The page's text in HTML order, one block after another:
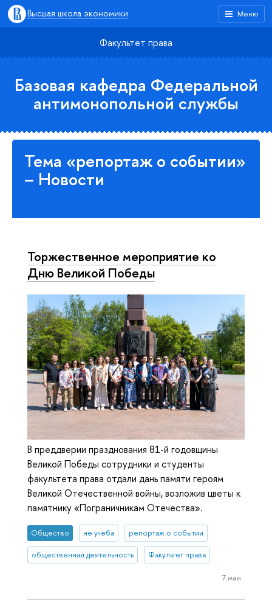
Меню
Высшая школа экономики
Факультет права
Базовая кафедра Федеральной
антимонопольной службы
Тема «репортаж о событии»
– Новости
Торжественное мероприятие ко
Дню Великой Победы
В преддверии празднования 81-й годовщины
Великой Победы сотрудники и студенты
факультета права отдали дань памяти героям
Великой Отечественной войны, возложив цветы к
памятнику «Пограничникам Отечества».
Общество не учеба репортаж о событии
общественная деятельность Факультет права
7 мая